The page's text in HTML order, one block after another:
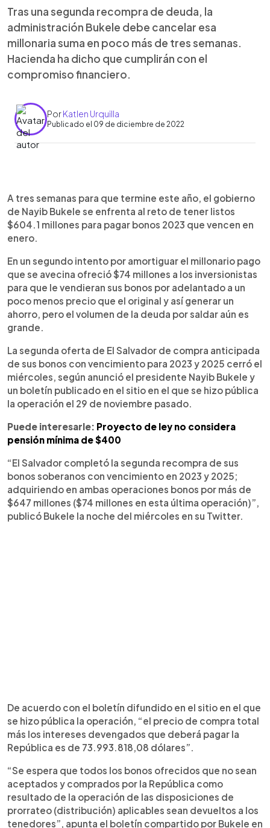
Tras una segunda recompra de deuda, la
administración Bukele debe cancelar esa
millonaria suma en poco más de tres semanas.
Hacienda ha dicho que cumplirán con el
compromiso financiero.
PorKatlen Urquilla
Publicado el 09 de diciembre de 2022
Escuchar artículo
A tres semanas para que termine este año, el gobierno
de Nayib Bukele se enfrenta al reto de tener listos
$604.1 millones para pagar bonos 2023 que vencen en
enero.
En un segundo intento por amortiguar el millonario pago
que se avecina ofreció $74 millones a los inversionistas
para que le vendieran sus bonos por adelantado a un
poco menos precio que el original y así generar un
ahorro, pero el volumen de la deuda por saldar aún es
grande.
La segunda oferta de El Salvador de compra anticipada
de sus bonos con vencimiento para 2023 y 2025 cerró el
miércoles, según anunció el presidente Nayib Bukele y
un boletín publicado en el sitio en el que se hizo pública
la operación el 29 de noviembre pasado.
Puede interesarle: Proyecto de ley no considera
pensión mínima de $400
“El Salvador completó la segunda recompra de sus
bonos soberanos con vencimiento en 2023 y 2025;
adquiriendo en ambas operaciones bonos por más de
$647 millones ($74 millones en esta última operación)”,
publicó Bukele la noche del miércoles en su Twitter.
De acuerdo con el boletín difundido en el sitio en el que
se hizo pública la operación, “el precio de compra total
más los intereses devengados que deberá pagar la
República es de 73.993.818,08 dólares”.
“Se espera que todos los bonos ofrecidos que no sean
aceptados y comprados por la República como
resultado de la operación de las disposiciones de
prorrateo (distribución) aplicables sean devueltos a los
tenedores”, apunta el boletín compartido por Bukele en